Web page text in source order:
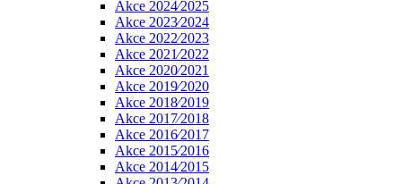
Akce 2024⁄2025
Akce 2023⁄2024
Akce 2022⁄2023
Akce 2021⁄2022
Akce 2020⁄2021
Akce 2019⁄2020
Akce 2018⁄2019
Akce 2017⁄2018
Akce 2016⁄2017
Akce 2015⁄2016
Akce 2014⁄2015